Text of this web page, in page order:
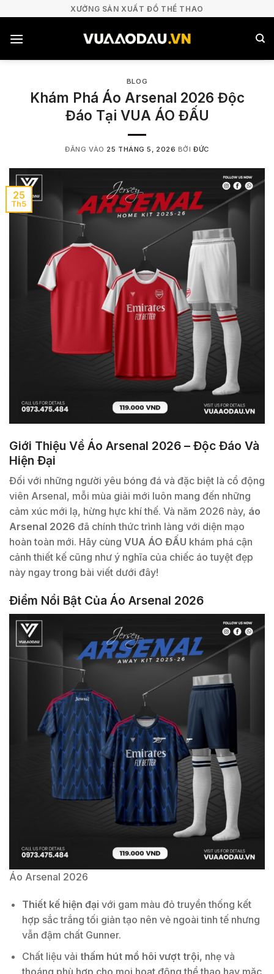
nội
XƯỞNG SẢN XUẤT ĐỒ THỂ THAO
BLOG
Khám Phá Áo Arsenal 2026 Độc
Đáo Tại VUA ÁO ĐẤU
ĐĂNG VÀO 25 THÁNG 5, 2026 BỞIĐỨC
25
Th5
Giới Thiệu Về Áo Arsenal 2026 – Độc Đáo Và
Hiện Đại
Đối với những người yêu bóng đá và đặc biệt là cổ động
viên Arsenal, mỗi mùa giải mới luôn mang đến những
cảm xúc mới lạ, hừng hực khí thế. Và năm 2026 này, áo
Arsenal 2026 đã chính thức trình làng với diện mạo
hoàn toàn mới. Hãy cùng VUA ÁO ĐẤU khám phá cận
cảnh thiết kế cũng như ý nghĩa của chiếc áo tuyệt đẹp
này ngay trong bài viết dưới đây!
Điểm Nổi Bật Của Áo Arsenal 2026
Áo Arsenal 2026
Thiết kế hiện đại với gam màu đỏ truyền thống kết
hợp sắc trắng tối giản tạo nên vẻ ngoài tinh tế nhưng
vẫn đậm chất Gunner.
Chất liệu vải thấm hút mồ hôi vượt trội, nhẹ và
thoáng phù hợp cho mọi hoạt động thể thao hay mặc